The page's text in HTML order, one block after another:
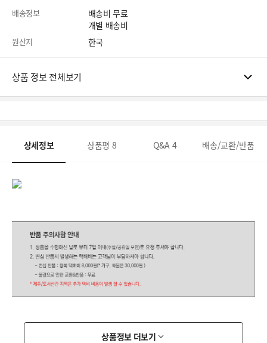
배송정보
배송비 무료
개별 배송비
원산지 한국
상품 정보 전체보기
상세정보 상품평 8 Q&A 4 배송/교환/반품
상품정보 더보기